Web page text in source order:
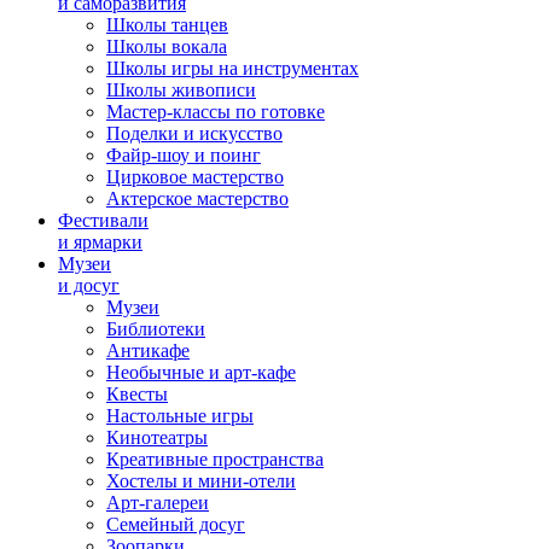
Школы танцев
Школы вокала
Школы игры на инструментах
Школы живописи
Мастер-классы по готовке
Поделки и искусство
Файр-шоу и поинг
Цирковое мастерство
Актерское мастерство
Фестивали
и ярмарки
Музеи
и досуг
Музеи
Библиотеки
Антикафе
Необычные и арт-кафе
Квесты
Настольные игры
Кинотеатры
Креативные пространства
Хостелы и мини-отели
Арт-галереи
Семейный досуг